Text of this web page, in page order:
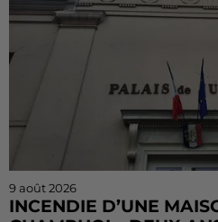
9 août 2026
INCENDIE D’UNE